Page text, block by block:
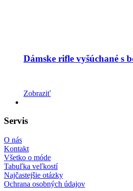
Dámske rifle vyšúchané s
Zobraziť
Servis
O nás
Kontakt
Všetko o móde
Tabuľka veľkostí
Najčastejšie otázky
Ochrana osobných údajov